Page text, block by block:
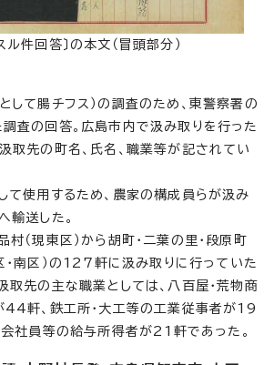
ル件回答〕の本文（冒頭部分）
して腸チフス）の調査のため、東警察署の
査の回答。広島市内で汲み取りを行った
取先の町名、氏名、職業等が記されてい
て使用するため、農家の構成員らが汲み
輸送した。
村（現東区）から胡町・二葉の里・段原町
・南区）の127軒に汲み取りに行っていた
取先の主な職業としては、八百屋・荒物商
軒、鉄工所・大工等の工業従事者が19
会社員等の給与所得者が21軒であった。